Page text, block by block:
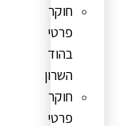
חוקר
פרטי
בהוד
השרון
חוקר
פרטי